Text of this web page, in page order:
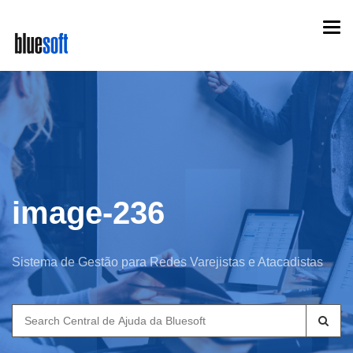
main
content
image-236
Sistema de Gestão para Redes Varejistas e Atacadistas
Search
for: